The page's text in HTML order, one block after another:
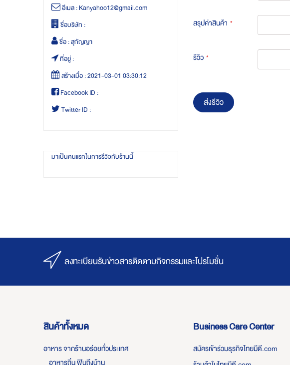
อีเมล :Kanyahoo12@gmail.com
ชื่อบริษัท :
ชื่อ :สุกัญญา
ที่อยู่ :
สร้างเมื่อ :2021-03-01 03:30:12
Facebook ID :
Twitter ID :
มาเป็นคนแรกในการรีวิวกับร้านนี้
สรุปค่าสินค้า
รีวิว
ส่งรีวิว
ลงทะเบียนรับข่าวสารติดตามกิจกรรมและโปรโมชั่น
สินค้าทั้งหมด
อาหาร จากร้านอร่อยทั่วประเทศ
อาหารถิ่น ฟินถึงบ้าน
Business Care Center
สมัครเข้าร่วมธุรกิจไทยมีดี.com